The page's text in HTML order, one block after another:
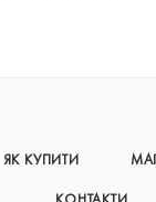
ЯК КУПИТИ